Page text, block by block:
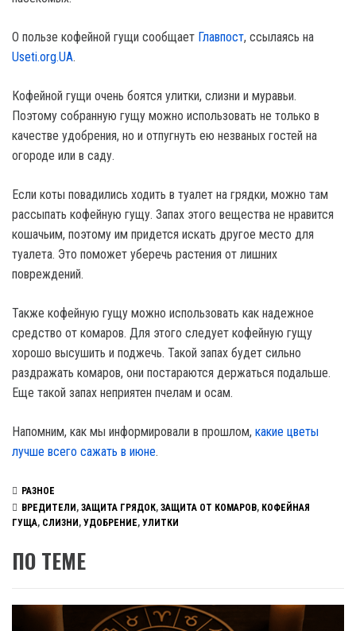
О пользе кофейной гущи сообщает Главпост, ссылаясь на
Useti.org.UA.
Кофейной гущи очень боятся улитки, слизни и муравьи.
Поэтому собранную гущу можно использовать не только в
качестве удобрения, но и отпугнуть ею незваных гостей на
огороде или в саду.
Если коты повадились ходить в туалет на грядки, можно там
рассыпать кофейную гущу. Запах этого вещества не нравится
кошачьим, поэтому им придется искать другое место для
туалета. Это поможет уберечь растения от лишних
повреждений.
Также кофейную гущу можно использовать как надежное
средство от комаров. Для этого следует кофейную гущу
хорошо высушить и поджечь. Такой запах будет сильно
раздражать комаров, они постараются держаться подальше.
Еще такой запах неприятен пчелам и осам.
Напомним, как мы информировали в прошлом, какие цветы
лучше всего сажать в июне.
РАЗНОЕ
ВРЕДИТЕЛИ, ЗАЩИТА ГРЯДОК, ЗАЩИТА ОТ КОМАРОВ, КОФЕЙНАЯ
ГУЩА, СЛИЗНИ , УДОБРЕНИЕ, УЛИТКИ
ПО ТЕМЕ